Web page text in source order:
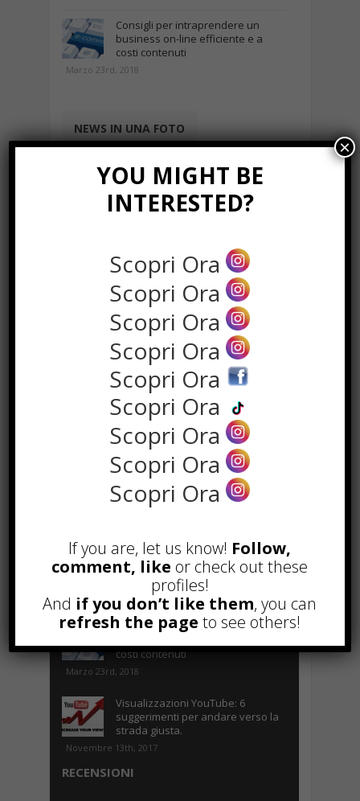
Consigli per intraprendere un
business on-line efficiente e a
costi contenuti
Marzo 23rd, 2018
NEWS IN UNA FOTO
POPOLARI
Alcuni trucchi per avere un blog di
successo
Novembre 22nd, 2016
Comprare visite YouTube: i 5
Parcheggiare low-cost a Torino
Caselle
Gennaio 24th, 2017
Consigli per intraprendere un
costi contenuti
Marzo 23rd, 2018
Visualizzazioni YouTube: 6
suggerimenti per andare verso la
strada giusta.
Novembre 13th, 2017
RECENSIONI
YOU MIGHT BE
INTERESTED?
Scopri Ora
Scopri Ora
Scopri Ora
Scopri Ora
Scopri Ora
Scopri Ora
Scopri Ora
Scopri Ora
Scopri Ora
If you are, let us know! Follow,
comment, like or check out these
profiles!
And if you don’t like them, you can
refresh the page to see others!
×